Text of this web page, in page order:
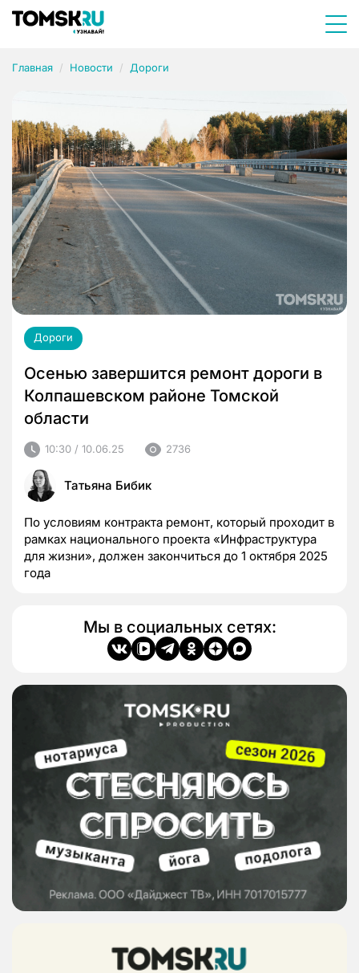
Главная Новости Дороги
Дороги
Осенью завершится ремонт дороги в
Колпашевском районе Томской
области
10:30 / 10.06.25 2736
Татьяна Бибик
По условиям контракта ремонт, который проходит в
рамках национального проекта «Инфраструктура
для жизни», должен закончиться до 1 октября 2025
года
Мы в социальных сетях: